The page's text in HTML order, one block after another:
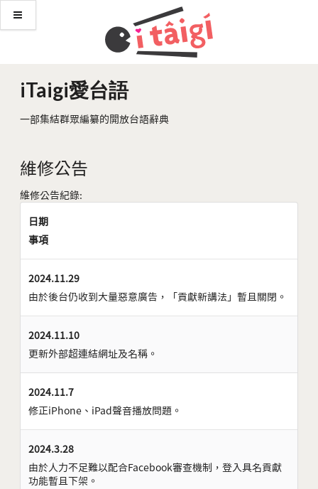
iTaigi愛台語
一部集結群眾編纂的開放台語辭典
維修公告
維修公告紀錄:
日期
事項
2024.11.29
由於後台仍收到大量惡意廣告，「貢獻新講法」暫且關閉。
2024.11.10
更新外部超連結網址及名稱。
2024.11.7
修正iPhone、iPad聲音播放問題。
2024.3.28
由於人力不足難以配合Facebook審查機制，登入具名貢獻
功能暫且下架。